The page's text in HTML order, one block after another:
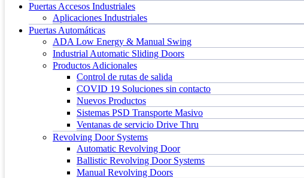
Puertas Accesos Industriales
Aplicaciones Industriales
Puertas Automáticas
ADA Low Energy & Manual Swing
Industrial Automatic Sliding Doors
Productos Adicionales
Control de rutas de salida
COVID 19 Soluciones sin contacto
Nuevos Productos
Sistemas PSD Transporte Masivo
Ventanas de servicio Drive Thru
Revolving Door Systems
Automatic Revolving Door
Ballistic Revolving Door Systems
Manual Revolving Doors